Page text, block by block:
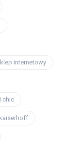
internetowy
chic